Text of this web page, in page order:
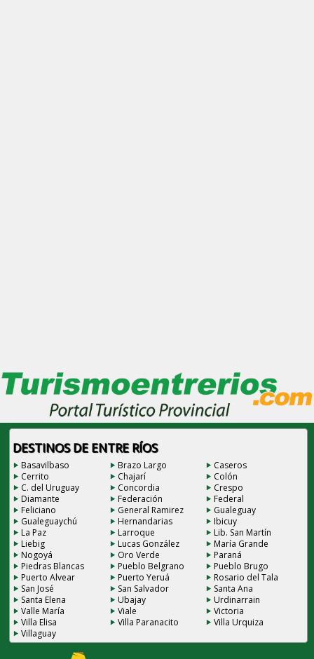
DESTINOS DE ENTRE RÍOS
Basavilbaso Brazo Largo
Caseros
Cerrito
Chajarí
Colón
C. del Uruguay
Concordia
Crespo
Diamante
Federación
Federal
Feliciano
General Ramirez
Gualeguay
Gualeguaychú
Hernandarias
Ibicuy
La Paz
Larroque
Lib. San Martín
Liebig
Lucas González
María Grande
Nogoyá
Oro Verde
Paraná
Piedras Blancas
Pueblo Belgrano
Pueblo Brugo
Puerto Alvear
Puerto Yeruá
Rosario del Tala
San José
San Salvador
Santa Ana
Santa Elena
Ubajay
Urdinarrain
Valle María
Viale
Victoria
Villa Elisa
Villa Paranacito
Villa Urquiza
Villaguay